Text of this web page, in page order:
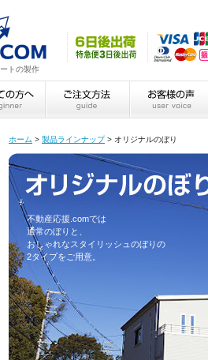
トの製作
ホーム > 製品ラインナップ> オリジナルのぼり
オリジナルのぼり
不動産応援.comでは
通常のぼりと、
おしゃれなスタイリッシュのぼりの
2タイプをご用意。